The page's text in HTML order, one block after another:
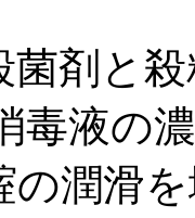
菌剤と
毒液の
の潤滑